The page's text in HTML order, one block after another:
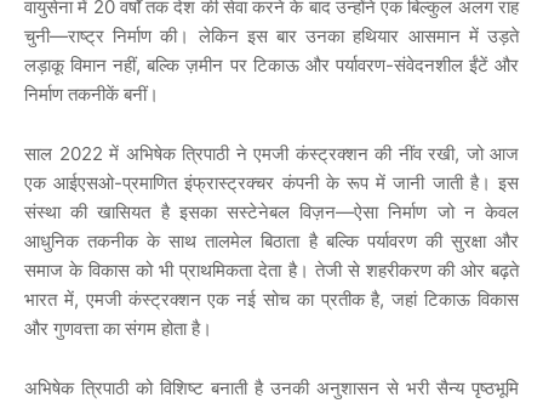
वायुसेना में 20 वर्षों तक देश की सेवा करने के बाद उन्होंने एक बिल्कुल अलग राह
चुनी—राष्ट्र निर्माण की। लेकिन इस बार उनका हथियार आसमान में उड़ते
लड़ाकू विमान नहीं, बल्कि ज़मीन पर टिकाऊ और पर्यावरण-संवेदनशील ईंटें और
निर्माण तकनीकें बनीं।
साल 2022 में अभिषेक त्रिपाठी ने एमजी कंस्ट्रक्शन की नींव रखी, जो आज
एक आईएसओ-प्रमाणित इंफ्रास्ट्रक्चर कंपनी के रूप में जानी जाती है। इस
संस्था की खासियत है इसका सस्टेनेबल विज़न—ऐसा निर्माण जो न केवल
आधुनिक तकनीक के साथ तालमेल बिठाता है बल्कि पर्यावरण की सुरक्षा और
समाज के विकास को भी प्राथमिकता देता है। तेजी से शहरीकरण की ओर बढ़ते
भारत में, एमजी कंस्ट्रक्शन एक नई सोच का प्रतीक है, जहां टिकाऊ विकास
और गुणवत्ता का संगम होता है।
अभिषेक त्रिपाठी को विशिष्ट बनाती है उनकी अनुशासन से भरी सैन्य पृष्ठभूमि